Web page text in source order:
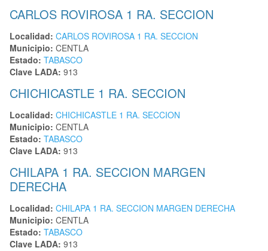
CARLOS ROVIROSA 1 RA. SECCION
Localidad: CARLOS ROVIROSA 1 RA. SECCION
Municipio: CENTLA
Estado: TABASCO
Clave LADA: 913
CHICHICASTLE 1 RA. SECCION
Localidad: CHICHICASTLE 1 RA. SECCION
Municipio: CENTLA
Estado: TABASCO
Clave LADA: 913
CHILAPA 1 RA. SECCION MARGEN
DERECHA
Localidad: CHILAPA 1 RA. SECCION MARGEN DERECHA
Municipio: CENTLA
Estado: TABASCO
Clave LADA: 913